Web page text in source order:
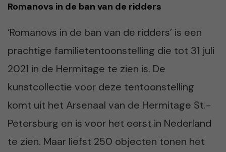
Romanovs in de ban van de ridders
‘Romanovs in de ban van de ridders’ is een
prachtige familietentoonstelling die tot 31 juli
2021 in de Hermitage te zien is. De
kunstcollectie voor deze tentoonstelling
komt uit het Arsenaal van de Hermitage St.-
Petersburg en is voor het eerst in Nederland
te zien. Maar liefst 250 objecten tonen het